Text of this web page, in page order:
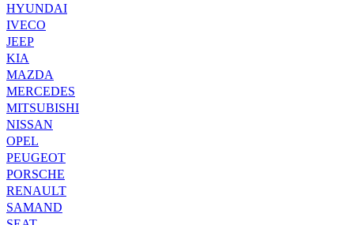
HYUNDAI
IVECO
JEEP
KIA
MAZDA
MERCEDES
MITSUBISHI
NISSAN
OPEL
PEUGEOT
PORSCHE
RENAULT
SAMAND